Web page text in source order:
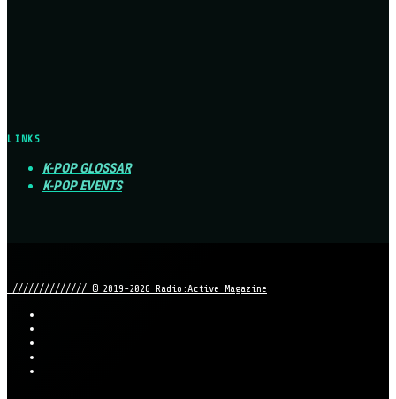
LINKS
K-POP GLOSSAR
K-POP EVENTS
////////////// © 2019-2026 Radio:Active Magazine